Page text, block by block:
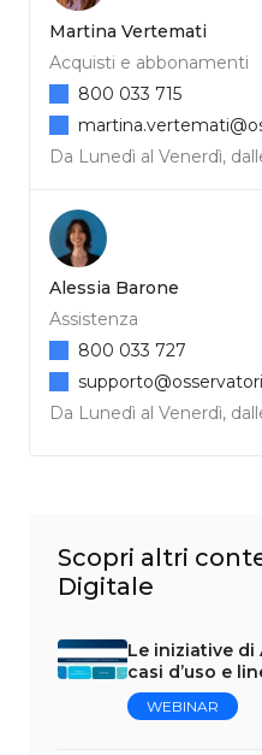
Martina Vertemati
Acquisti e abbonamenti
Da Lunedì al Venerdì,
800 033 715
Alessia Barone
Assistenza
Da Lunedì al Venerdì,
800 033 727
Scopri altri
Digitale
Le iniziative di
casi d’uso e
WEBINAR